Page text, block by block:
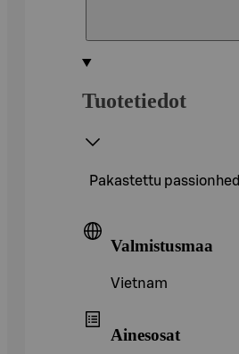
Tuotetiedot
Pakastettu
Valmistusmaa
Vietnam
Ainesosat